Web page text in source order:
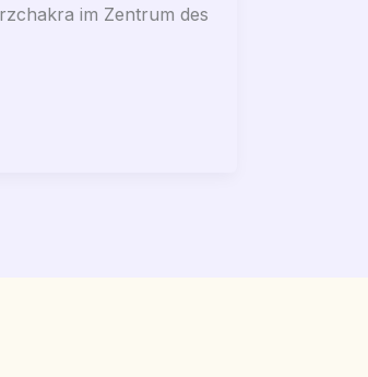
im Zentrum des